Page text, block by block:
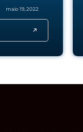
maio 19, 2022